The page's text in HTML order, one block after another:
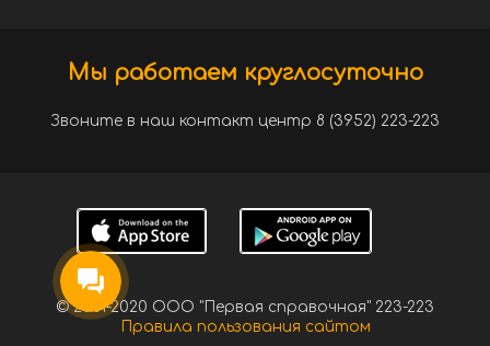
Мы работаем круглосуточно
Звоните в наш контакт центр 8 (3952) 223-223
© 2001-2020 ООО "Первая справочная" 223-223
Правила пользования сайтом